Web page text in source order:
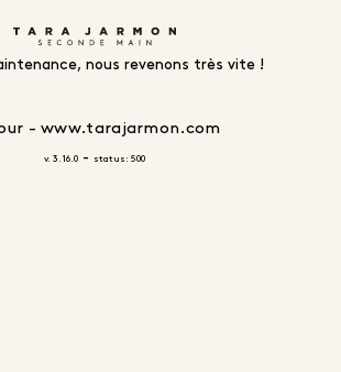
nous revenons très vite !
- www.tarajarmon.com
v. 3.16.0 - status: 500